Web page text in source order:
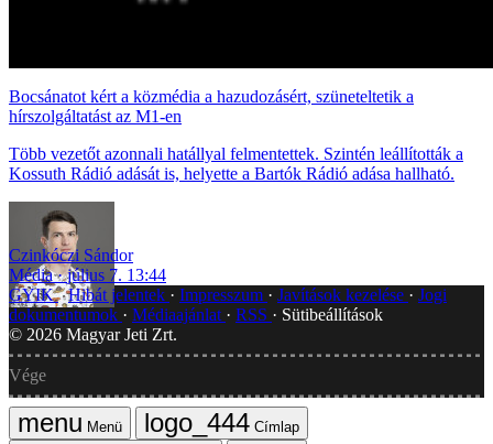
Bocsánatot kért a közmédia a hazudozásért, szüneteltetik a
hírszolgáltatást az M1-en
Több vezetőt azonnali hatállyal felmentettek. Szintén leállították a
Kossuth Rádió adását is, helyette a Bartók Rádió adása hallható.
Czinkóczi Sándor
Média
július 7. 13:44
GYIK Hibát jelentek Impresszum Javítások kezelése
Jogi
dokumentumok
Médiaajánlat RSS
Sütibeállítások
© 2026 Magyar Jeti Zrt.
Vége
Menü
Címlap